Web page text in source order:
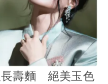
長壽麵 絕美玉色